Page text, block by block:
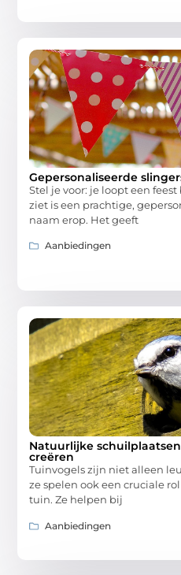
Gepersonaliseerde
Stel je voor: je loopt een
ziet is een prachtige,
naam erop. Het geeft
Aanbiedingen
Natuurlijke
creëren
Tuinvogels zijn niet alleen
ze spelen ook een cruciale
tuin. Ze helpen bij
Aanbiedingen